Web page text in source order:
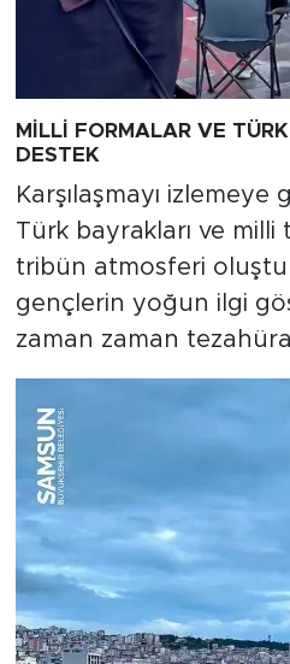
MİLLİ FORMALAR VE
DESTEK
Karşılaşmayı
Türk bayrakları ve milli
tribün atmosferi
gençlerin yoğun ilgi
zaman zaman